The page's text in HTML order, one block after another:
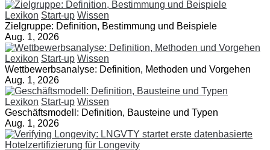
Lexikon Start-up Wissen
Zielgruppe: Definition, Bestimmung und Beispiele
Aug. 1, 2026
Lexikon Start-up Wissen
Wettbewerbsanalyse: Definition, Methoden und Vorgehen
Aug. 1, 2026
Lexikon Start-up Wissen
Geschäftsmodell: Definition, Bausteine und Typen
Aug. 1, 2026